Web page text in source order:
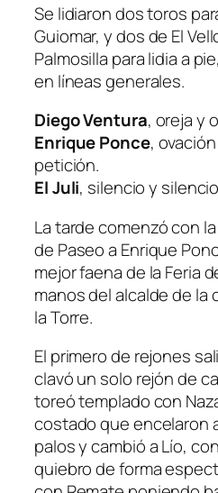
Se lidiaron dos toros
Guiomar, y dos de El
Palmosilla para lidia a
en líneas generales.
Diego Ventura, oreja y
Enrique Ponce,
petición.
El Juli, silencio y
La tarde comenzó con
de Paseo a Enrique
mejor faena de la Feria
manos del alcalde de la
la Torre.
El primero de rejones
clavó un solo rejón de
toreó templado con
costado que encelaron
palos y cambió a Lío,
quiebro de forma